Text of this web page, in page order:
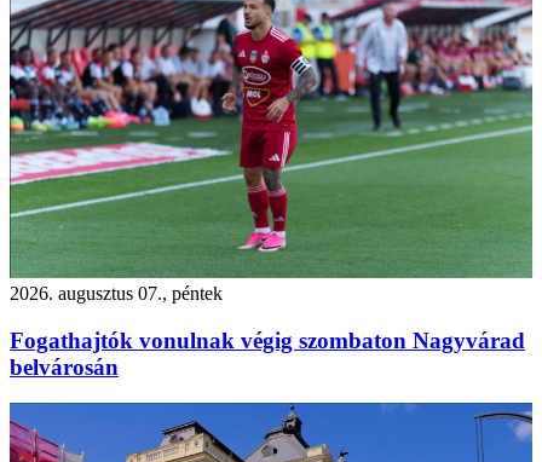
2026. augusztus 07., péntek
Fogathajtók vonulnak végig szombaton Nagyvárad
belvárosán